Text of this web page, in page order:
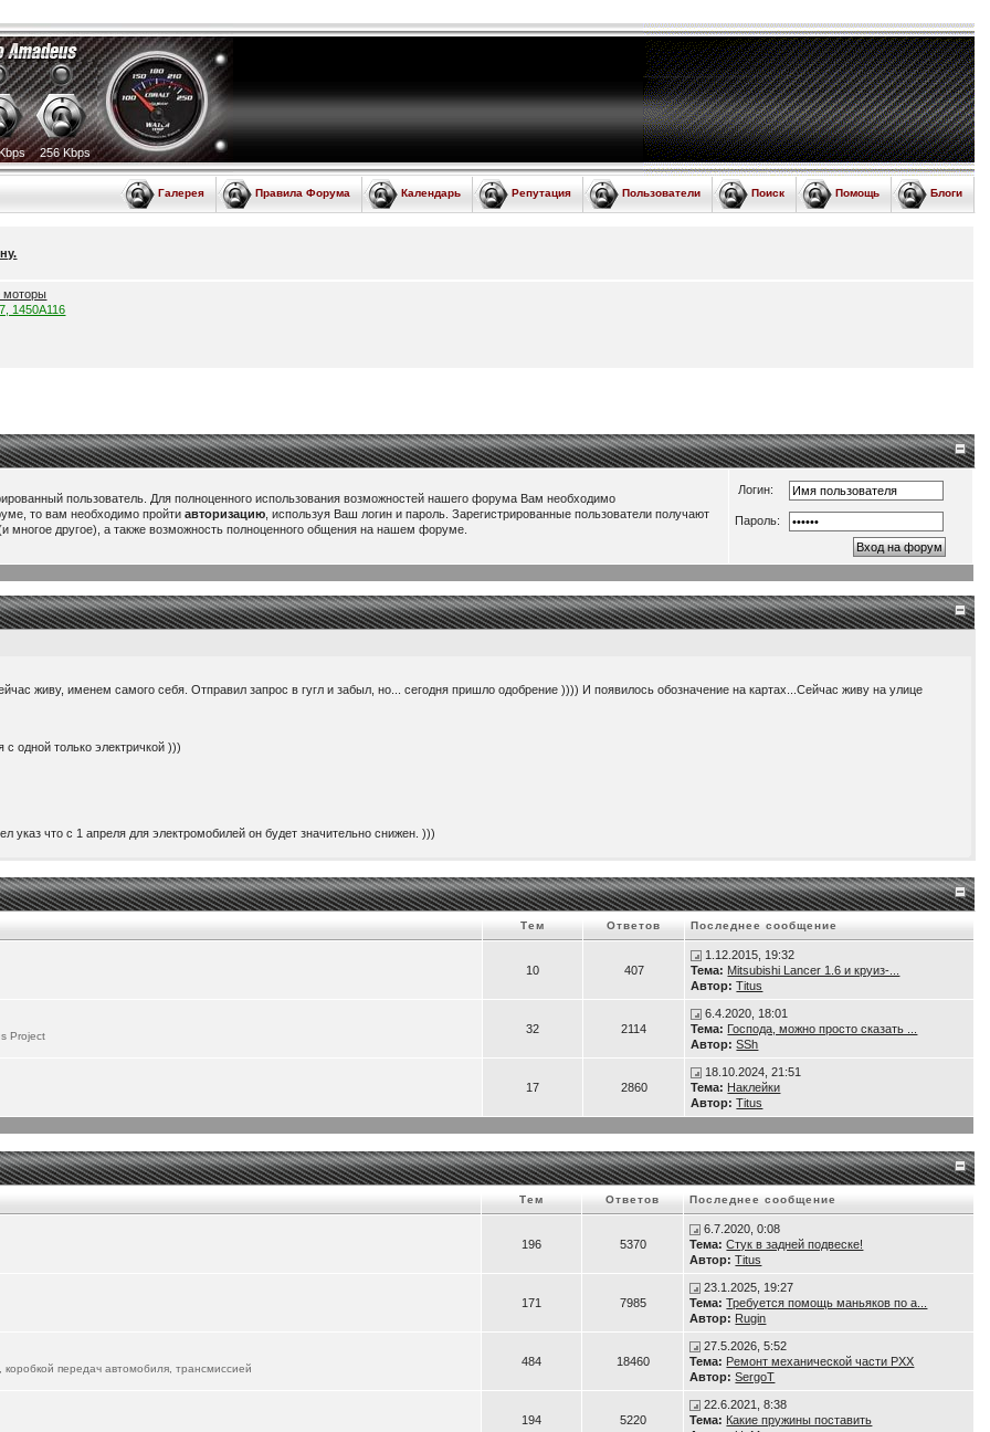
256 Kbps
Блоги
Помощь
Поиск
Пользователи
Репутация
Календарь
Правила Форума
Галерея
моторы
1450A116
пользователь. Для полноценного использования возможностей нашего форума Вам необходимо
то вам необходимо пройтиавторизацию , используя Ваш логин и пароль. Зарегистрированные пользователи получают
многое другое), а также возможность полноценного общения на нашем форуме.
Логин:
Пароль:
живу, именем самого себя. Отправил запрос в гугл и забыл, но... сегодня пришло одобрение )))) И появилось обозначение на картах...Сейчас живу на улице
одной только электричкой )))
указ что с 1 апреля для электромобилей он будет значительно снижен. )))
china/...rtPurpose=USAGE
интересно думаю
изучать и управление со смартфона...
скоро разберусь со всемии возможностями... Там столько всего понапихано...
06-ev/
его в городе. А я пока катаюсь на ФЫЧ, но жду прибытия новой электрички...
другие автомобили в форум "вживлять"
Тем Ответов Последнее сообщение
10 407
1.12.2015, 19:32
Тема: Mitsubishi Lancer 1.6 и круиз-...
Автор: Titus
Project
32 2114
6.4.2020, 18:01
Тема: Господа, можно просто сказать ...
Автор: SSh
17 2860
18.10.2024, 21:51
Тема: Наклейки
Автор: Titus
Тем Ответов Последнее сообщение
196 5370
6.7.2020, 0:08
Тема: Стук в задней подвеске!
Автор: Titus
171 7985
23.1.2025, 19:27
Тема: Требуется помощь маньяков по а...
Автор: Rugin
передач автомобиля, трансмиссией
484 18460
27.5.2026, 5:52
Тема: Ремонт механической части РХХ
Автор: SergoT
194 5220
22.6.2021, 8:38
Тема: Какие пружины поставить